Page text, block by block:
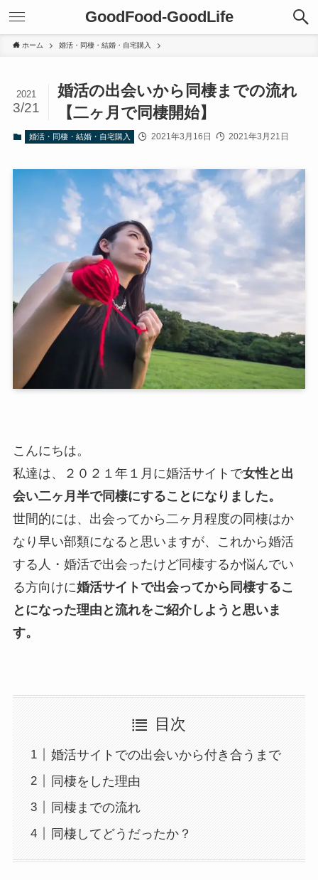
GoodFood-GoodLife
ホーム 婚活・同棲・結婚・自宅購入
婚活の出会いから同棲までの流れ
【二ヶ月で同棲開始】
2021
3/21
婚活・同棲・結婚・自宅購入 2021年3月16日 2021年3月21日
こんにちは。
私達は、２０２１年１月に婚活サイトで女性と出
会い二ヶ月半で同棲にすることになりました。
世間的には、出会ってから二ヶ月程度の同棲はか
なり早い部類になると思いますが、これから婚活
する人・婚活で出会ったけど同棲するか悩んでい
る方向けに婚活サイトで出会ってから同棲するこ
とになった理由と流れをご紹介しようと思いま
す。
目次
婚活サイトでの出会いから付き合うまで
同棲をした理由
同棲までの流れ
同棲してどうだったか？